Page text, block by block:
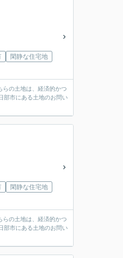
閑静な住宅地
らの土地は、経済的かつ
部市にある土地のお問い
閑静な住宅地
らの土地は、経済的かつ
部市にある土地のお問い